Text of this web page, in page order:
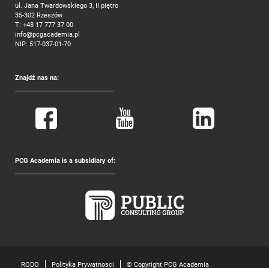
ul. Jana Twardowskiego 3, II piętro
35-302 Rzeszów
T: +48 17 777 37 00
info@pcgacademia.pl
NIP: 517-037-01-70
Znajdź nas na:
PCG Academia is a subsidiary of:
RODO Polityka Prywatnosci © Copyright PCG Academia